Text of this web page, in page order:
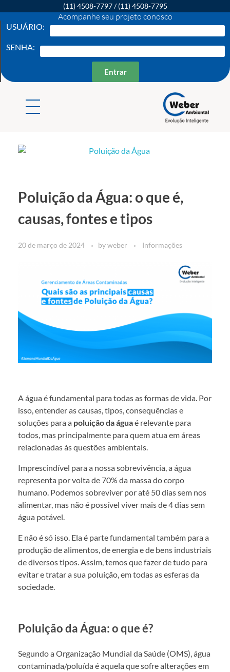
(11) 4508-7797/(11) 4508-7795
Acompanhe seu projeto conosco
USUÁRIO:
SENHA:
Entrar
Poluição da Água: o que é,
causas, fontes e tipos
20 de março de 2024 byweber Informações
A água é fundamental para todas as formas de vida. Por
isso, entender as causas, tipos, consequências e
soluções para a poluição da águaé relevante para
todos, mas principalmente para quem atua em áreas
relacionadas às questões ambientais.
Imprescindível para a nossa sobrevivência, a água
representa por volta de 70% da massa do corpo
humano. Podemos sobreviver por até 50 dias sem nos
alimentar, mas não é possível viver mais de 4 dias sem
água potável.
E não é só isso. Ela é parte fundamental também para a
produção de alimentos, de energia e de bens industriais
de diversos tipos. Assim, temos que fazer de tudo para
evitar e tratar a sua poluição, em todas as esferas da
sociedade.
Poluição da Água: o que é?
Segundo a Organização Mundial da Saúde (OMS), água
contaminada/poluída é aquela que sofre alterações em